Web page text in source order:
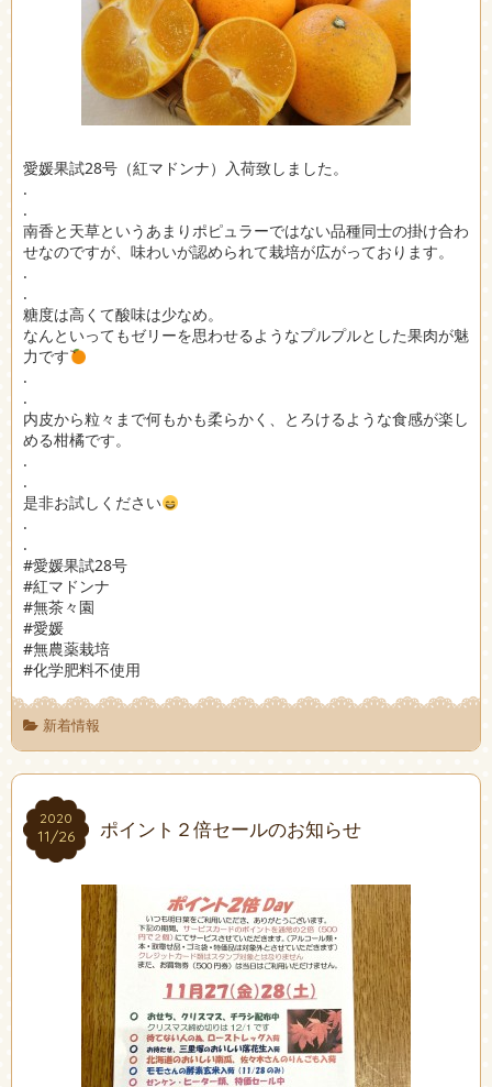
愛媛果試28号（紅マドンナ）入荷致しました。
.
.
南香と天草というあまりポピュラーではない品種同士の掛け合わ
せなのですが、味わいが認められて栽培が広がっております。
.
.
糖度は高くて酸味は少なめ。
なんといってもゼリーを思わせるようなプルプルとした果肉が魅
力です
.
.
内皮から粒々まで何もかも柔らかく、とろけるような食感が楽し
める柑橘です。
.
.
是非お試しください
.
.
#愛媛果試28号
#紅マドンナ
#無茶々園
#愛媛
#無農薬栽培
#化学肥料不使用
新着情報
2020
11/26
2020
11/26 ポイント２倍セールのお知らせ